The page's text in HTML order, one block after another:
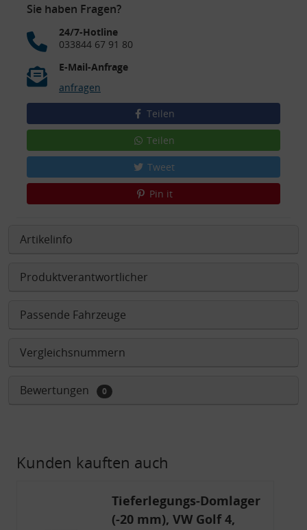
Sie haben Fragen?
24/7-Hotline
033844 67 91 80
E-Mail-Anfrage
anfragen
Teilen
Teilen
Tweet
Pin it
Artikelinfo
Produktverantwortlicher
Passende Fahrzeuge
Vergleichsnummern
Bewertungen 0
Kunden kauften auch
Tieferlegungs-Domlager
(-20 mm), VW Golf 4,